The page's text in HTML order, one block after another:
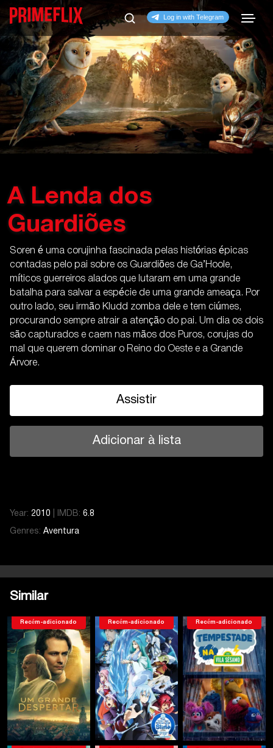
A Lenda dos
Guardiões
Soren é uma corujinha fascinada pelas histórias épicas
contadas pelo pai sobre os Guardiões de Ga’Hoole,
míticos guerreiros alados que lutaram em uma grande
batalha para salvar a espécie de uma grande ameaça. Por
outro lado, seu irmão Kludd zomba dele e tem ciúmes,
procurando sempre atrair a atenção do pai. Um dia os dois
são capturados e caem nas mãos dos Puros, corujas do
mal que querem dominar o Reino do Oeste e a Grande
Árvore.
Assistir
Adicionar à lista
Year: 2010 IMDB: 6.8
Genres: Aventura
Similar
Recém-adicionado Recém-adicionado Recém-adicionado